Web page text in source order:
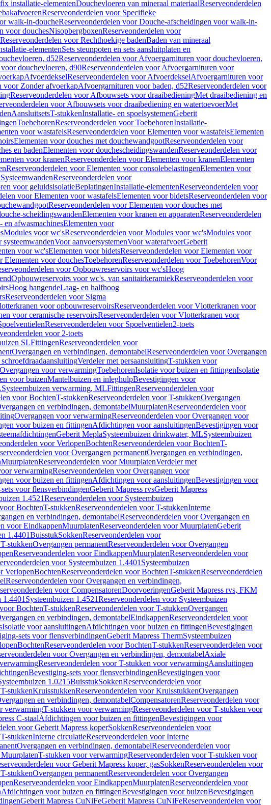
installatie-elementenDouchevloeren van mineraal materiaalReserveonderdelen
Reserveonderdelen voor Specifieke
walk-in-doucheReserveonderdelen voor Douche-afscheidingen voor walk-in-
voor douchesNisopbergboxenReserveonderdelen voor
Reserveonderdelen voor Rechthoekige badenBaden van mineraal
elementenSets steunpoten en sets aansluitplaten en
d52Reserveonderdelen voor Afvoergarnituren voor douchevloeren,
douchevloeren, d90Reserveonderdelen voor Afvoergarnituren voor
AfvoerdekselReserveonderdelen voor AfvoerdekselAfvoergarnituren voor
voor Zonder afvoerkapAfvoergarnituren voor baden, d52Reserveonderdelen voor
Reserveonderdelen voor Afbouwsets voor draaibedieningMet draaibediening en
voor Afbouwsets voor draaibediening en watertoevoerMet
AansluitsetsT-stukkenInstallatie- en spoelsystemenGeberit
ToebehorenReserveonderdelen voor ToebehorenInstallatie-
voor wastafelsReserveonderdelen voor Elementen voor wastafelsElementen
Elementen voor douches met douchewandgootReserveonderdelen voor
en badenElementen voor douchescheidingswandenReserveonderdelen voor
voor kranenReserveonderdelen voor Elementen voor kranenElementen
Reserveonderdelen voor Elementen voor consolebelastingenElementen voor
SysteemwandenReserveonderdelen voor
voor geluidsisolatieBeplatingenInstallatie-elementenReserveonderdelen voor
voor Elementen voor wastafelsElementen voor bidetsReserveonderdelen voor
Reserveonderdelen voor Elementen voor douches met
scheidingswandenElementen voor kranen en apparatenReserveonderdelen
en afwasmachinesElementen voor
Modules voor wc'sReserveonderdelen voor Modules voor wc'sModules voor
Voor aanvoersystemenVoor waterafvoerGeberit
voor wc'sElementen voor bidetsReserveonderdelen voor Elementen voor
Elementen voor douchesToebehorenReserveonderdelen voor ToebehorenVoor
voor Opbouwreservoirs voor wc'sHoog
Opbouwreservoirs voor wc's, van sanitairkeramiekReserveonderdelen voor
Hoog hangendeLaag- en halfhoog
Reserveonderdelen voor Sigma
voor opbouwreservoirsReserveonderdelen voor Vlotterkranen voor
voor ceramische reservoirsReserveonderdelen voor Vlotterkranen voor
Reserveonderdelen voor Spoelventielen2-toets
voor 2-toets
SLFittingenReserveonderdelen voor
Overgangen en verbindingen, demontabelReserveonderdelen voor Overgangen
Verdeler met persaansluitingT-stukken voor
voor verwarmingToebehorenIsolatie voor buizen en fittingenIsolatie
voor buizenMantelbuizen en inleghulpBevestigingen voor
Systeembuizen verwarming, MLFittingenReserveonderdelen voor
voor BochtenT-stukkenReserveonderdelen voor T-stukkenOvergangen
en verbindingen, demontabelMuurplatenReserveonderdelen voor
Overgangen voor verwarmingReserveonderdelen voor Overgangen voor
voor buizen en fittingenAfdichtingen voor aansluitingenBevestigingen voor
Geberit MeplaSysteembuizen drinkwater, MLSysteembuizen
voor VerlopenBochtenReserveonderdelen voor BochtenT-
voor Overgangen permanentOvergangen en verbindingen,
MuurplatenReserveonderdelen voor MuurplatenVerdeler met
verwarmingReserveonderdelen voor Overgangen voor
voor buizen en fittingenAfdichtingen voor aansluitingenBevestigingen voor
voor flensverbindingenGeberit Mapress rvsGeberit Mapress
1.4521Reserveonderdelen voor Systeembuizen
BochtenT-stukkenReserveonderdelen voor T-stukkenInterne
en verbindingen, demontabelReserveonderdelen voor Overgangen en
voor EindkappenMuurplatenReserveonderdelen voor MuurplatenGeberit
1.4401BuisstukSokkenReserveonderdelen voor
stukkenOvergangen permanentReserveonderdelen voor Overgangen
Reserveonderdelen voor EindkappenMuurplatenReserveonderdelen voor
voor Systeembuizen 1.4401 Systeembuizen
VerlopenBochtenReserveonderdelen voor BochtenT-stukkenReserveonderdelen
Reserveonderdelen voor Overgangen en verbindingen,
voor CompensatorenDoorvoeringenGeberit Mapress rvs, FKM
1.4401 Systeembuizen 1.4521Reserveonderdelen voor Systeembuizen
BochtenT-stukkenReserveonderdelen voor T-stukkenOvergangen
en verbindingen, demontabelEindkappenReserveonderdelen voor
Isolatie voor aansluitingenAfdichtingen voor buizen en fittingenBevestigingen
sets voor flensverbindingenGeberit Mapress ThermSysteembuizen
BochtenReserveonderdelen voor BochtenT-stukkenReserveonderdelen voor
voor Overgangen en verbindingen, demontabelAxiale
Reserveonderdelen voor T-stukken voor verwarmingAansluitingen
Bevestiging-sets voor flensverbindingenBevestigingen voor
1.0215BuisstukSokkenReserveonderdelen voor
stukkenKruisstukkenReserveonderdelen voor KruisstukkenOvergangen
en verbindingen, demontabelCompensatorenReserveonderdelen voor
verwarmingT-stukken voor verwarmingReserveonderdelen voor T-stukken voor
C-staalAfdichtingen voor buizen en fittingenBevestigingen voor
voor Geberit Mapress koperSokkenReserveonderdelen voor
stukkenInterne circulatieReserveonderdelen voor Interne
Overgangen en verbindingen, demontabelReserveonderdelen voor
T-stukken voor verwarmingReserveonderdelen voor T-stukken voor
voor Geberit Mapress koper, gasSokkenReserveonderdelen voor
stukkenOvergangen permanentReserveonderdelen voor Overgangen
Reserveonderdelen voor EindkappenMuurplatenReserveonderdelen voor
Afdichtingen voor buizen en fittingenBevestigingen voor buizenBevestigingen
Geberit Mapress CuNiFeGeberit Mapress CuNiFeReserveonderdelen voor